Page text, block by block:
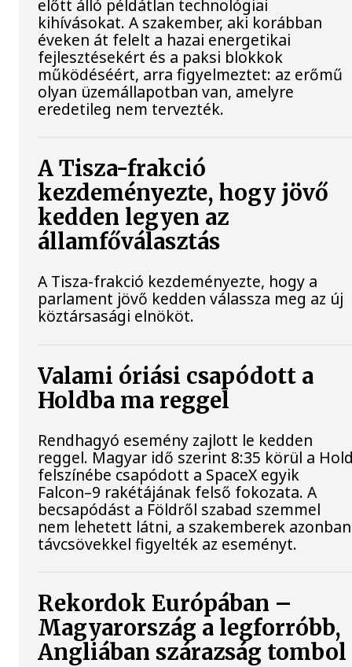
előtt álló példátlan technológiai
kihívásokat. A szakember, aki korábban
éveken át felelt a hazai energetikai
fejlesztésekért és a paksi blokkok
működéséért, arra figyelmeztet: az erőmű
olyan üzemállapotban van, amelyre
eredetileg nem tervezték.
A Tisza-frakció
kezdeményezte, hogy jövő
kedden legyen az
államfőválasztás
A Tisza-frakció kezdeményezte, hogy a
parlament jövő kedden válassza meg az új
köztársasági elnököt.
Valami óriási csapódott a
Holdba ma reggel
Rendhagyó esemény zajlott le kedden
reggel. Magyar idő szerint 8:35 körül a
felszínébe csapódott a SpaceX egyik
Falcon–9 rakétájának felső fokozata. A
becsapódást a Földről szabad szemmel
nem lehetett látni, a szakemberek azonban
távcsövekkel figyelték az eseményt.
Rekordok Európában –
Magyarország a legforróbb,
Angliában szárazság tombol